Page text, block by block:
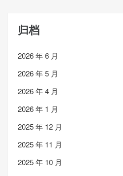
归档
2026 年 6 月
2026 年 5 月
2026 年 4 月
2026 年 1 月
2025 年 12 月
2025 年 11 月
2025 年 10 月